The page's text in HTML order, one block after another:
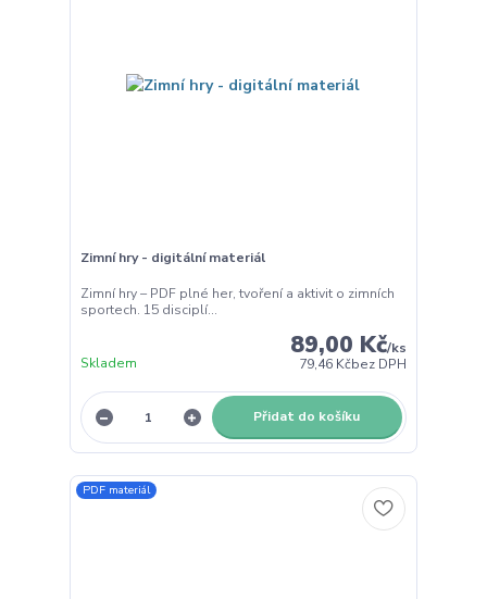
Zimní hry - digitální materiál
Zimní hry – PDF plné her, tvoření a aktivit o zimních
sportech. 15 disciplí...
89,00 Kč/ks
79,46 Kčbez DPH
Skladem
Přidat do košíku
PDF materiál